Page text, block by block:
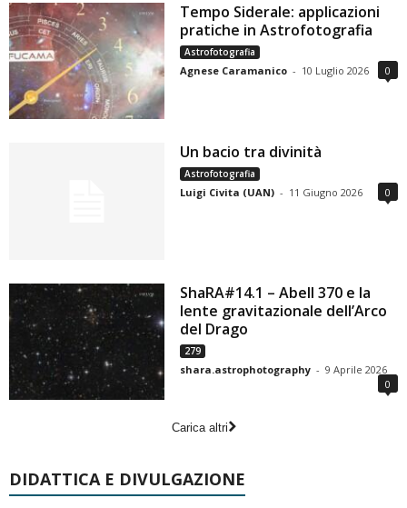
Tempo Siderale: applicazioni
pratiche in Astrofotografia
Astrofotografia
Agnese Caramanico - 10 Luglio 2026 0
Un bacio tra divinità
Astrofotografia
Luigi Civita (UAN) - 11 Giugno 2026 0
ShaRA#14.1 – Abell 370 e la
lente gravitazionale dell’Arco
del Drago
279
shara.astrophotography - 9 Aprile 2026
0
Carica altri
DIDATTICA E DIVULGAZIONE